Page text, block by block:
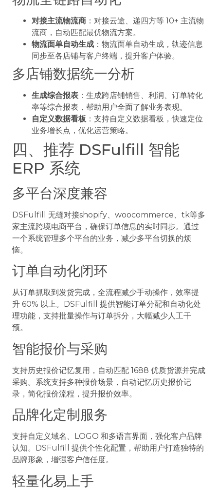
对接主流物流商 ：对接云途、递四方等 10+ 主流物
流商，自动匹配最优物流方案。
物流面单自动生成 ：物流面单自动生成，轨迹信息
同步至各店铺与客户终端，提升客户体验。
多店铺数据统一分析
生成综合报表 ：生成跨店铺销售、利润、订单转化
率等综合报表，帮助用户全面了解业务表现。
自定义数据看板 ：支持自定义数据看板，快速定位
业务增长点，优化运营策略。
四、推荐 DSFulfill 智能
ERP 系统
多平台深度兼容
DSFulfill 无缝对接shopify、woocommerce、tk等多
家主流跨境电商平台，确保订单信息的实时同步。通过
一个系统管理多个平台的业务，减少多平台切换的烦
恼。
订单自动化闭环
从订单抓取到发货完成，全流程减少手动操作，效率提
升 60% 以上。DSFulfill 提供智能订单分配和自动化处
理功能，支持批量操作与订单拆分，大幅减少人工干
预。
智能报价与采购
支持历史报价记忆复用，自动匹配 1688 优质货源并完成
采购。系统支持多种报价场景，自动记忆历史报价记
录，简化报价流程，提升报价效率。
品牌化定制服务
支持自定义域名、LOGO 和多语言界面，强化客户品牌
认知。DSFulfill 提供个性化配置，帮助用户打造独特的
品牌形象，增强客户信任度。
轻量化易上手